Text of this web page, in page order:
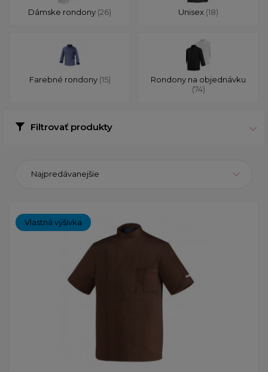
Dámske rondony (26) Unisex (18)
Farebné rondony (15)
Rondony na objednávku
(74)
Filtrovať produkty
Najpredávanejšie
Vlastná výšivka